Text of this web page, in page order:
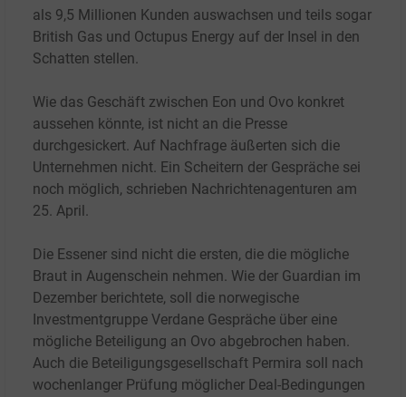
als 9,5 Millionen Kunden auswachsen und teils sogar
British Gas und Octupus Energy auf der Insel in den
Schatten stellen.
Wie das Geschäft zwischen Eon und Ovo konkret
aussehen könnte, ist nicht an die Presse
durchgesickert. Auf Nachfrage äußerten sich die
Unternehmen nicht. Ein Scheitern der Gespräche sei
noch möglich, schrieben Nachrichtenagenturen am
25. April.
Die Essener sind nicht die ersten, die die mögliche
Braut in Augenschein nehmen. Wie der Guardian im
Dezember berichtete, soll die norwegische
Investmentgruppe Verdane Gespräche über eine
mögliche Beteiligung an Ovo abgebrochen haben.
Auch die Beteiligungsgesellschaft Permira soll nach
wochenlanger Prüfung möglicher Deal-Bedingungen